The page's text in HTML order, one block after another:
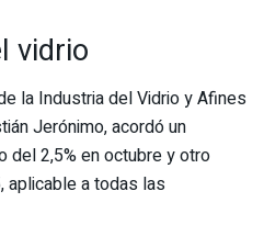
vidrio
la Industria del Vidrio y Afines
Jerónimo, acordó un
del 2,5% en octubre y otro
aplicable a todas las